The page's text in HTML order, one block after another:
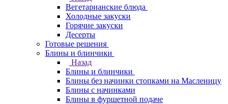
Вегетарианские блюда
Холодные закуски
Горячие закуски
Десерты
Готовые решения
Блины и блинчики
Назад
Блины и блинчики
Блины без начинки стопками на Масленицу
Блины с начинками
Блины в фуршетной подаче